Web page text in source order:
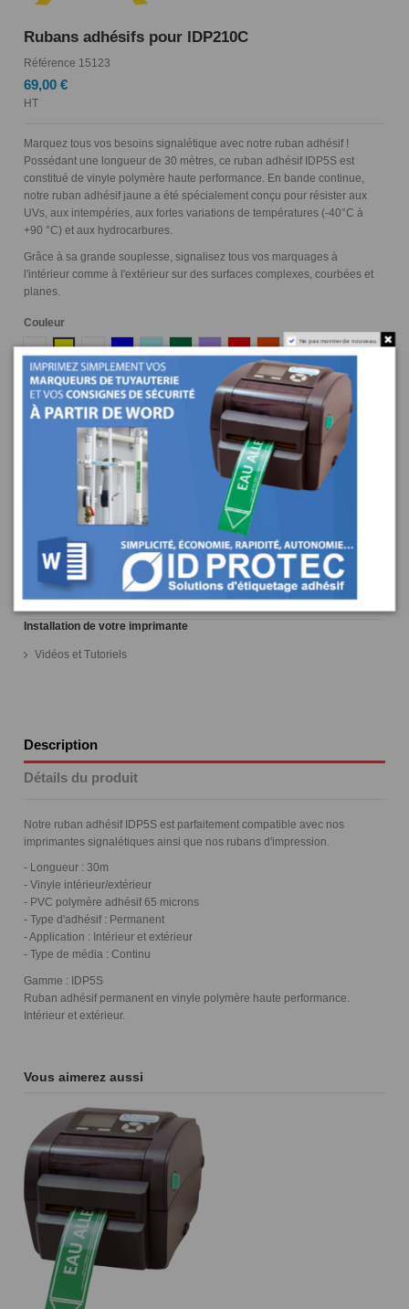
Rubans adhésifs pour IDP210C
Référence 15123
69,00 €
HT
Marquez tous vos besoins signalétique avec notre ruban adhésif !
Possédant une longueur de 30 mètres, ce ruban adhésif IDP5S est
constitué de vinyle polymère haute performance. En bande continue,
notre ruban adhésif jaune a été spécialement conçu pour résister aux
UVs, aux intempéries, aux fortes variations de températures (-40°C à
+90 °C) et aux hydrocarbures.
Grâce à sa grande souplesse, signalisez tous vos marquages à
l'intérieur comme à l'extérieur sur des surfaces complexes, courbées et
planes.
Couleur
BlancJauneTransparent
Bleu Bleu Ciel
Vert VioletRougeOrangeGris Ocre Marron
Noir
Guides et Conseils
Livraison
Installation de votre imprimante
Vidéos et Tutoriels
Description
Détails du produit
Notre ruban adhésif IDP5S est parfaitement compatible avec nos
imprimantes signalétiques ainsi que nos rubans d'impression.
- Longueur : 30m
- Vinyle intérieur/extérieur
- PVC polymère adhésif 65 microns
- Type d'adhésif : Permanent
- Application : Intérieur et extérieur
- Type de média : Continu
Gamme : IDP5S
Ruban adhésif permanent en vinyle polymère haute performance.
Intérieur et extérieur.
Vous aimerez aussi
Ne pas montrer de nouveau.